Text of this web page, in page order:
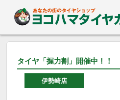
タイヤ「握力割」開催中！！
伊勢崎店